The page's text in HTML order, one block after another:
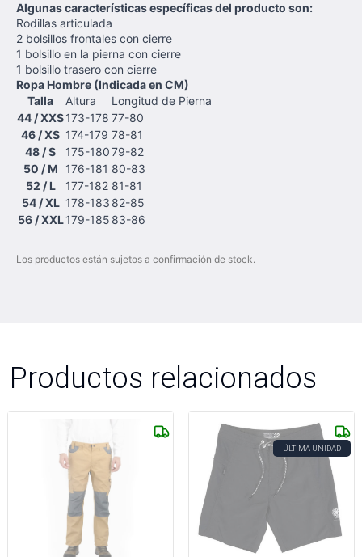
Algunas características específicas del producto son:
Rodillas articulada
2 bolsillos frontales con cierre
1 bolsillo en la pierna con cierre
1 bolsillo trasero con cierre
Ropa Hombre (Indicada en CM)
Talla
Altura
Longitud de Pierna
44 / XXS173-178 77-80
46 / XS 174-179 78-81
48 / S
175-18079-82
50 / M
176-181 80-83
52 / L
177-182 81-81
54 / XL 178-183 82-85
56 / XXL 179-185 83-86
Los productos están sujetos a confirmación de stock.
Productos relacionados
ÚLTIMA UNIDAD